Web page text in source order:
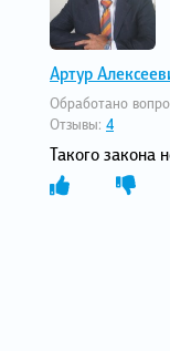
Артур
Обработано
Отзывы: 4
Такого закона